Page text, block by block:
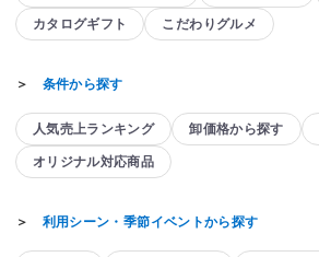
カタログギフト こだわりグルメ
＞ 条件から探す
人気売上ランキング 卸価格から探す
オリジナル対応商品
＞ 利用シーン・季節イベントから探す